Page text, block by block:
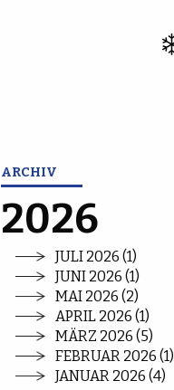
ARCHIV
2026
JULI 2026 (1)
JUNI 2026 (1)
MAI 2026 (2)
APRIL 2026 (1)
MÄRZ 2026 (5)
FEBRUAR 2026 (1)
JANUAR 2026 (4)